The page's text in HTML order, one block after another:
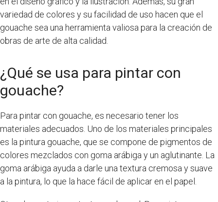
variedad de colores y su facilidad de uso hacen que el
gouache sea una herramienta valiosa para la creación de
obras de arte de alta calidad.
¿Qué se usa para pintar con
gouache?
Para pintar con gouache, es necesario tener los
materiales adecuados. Uno de los materiales principales
es la pintura gouache, que se compone de pigmentos de
colores mezclados con goma arábiga y un aglutinante. La
goma arábiga ayuda a darle una textura cremosa y suave
a la pintura, lo que la hace fácil de aplicar en el papel.